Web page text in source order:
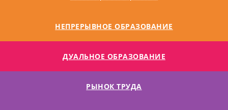
НЕПРЕРЫВНОЕ ОБРАЗОВАНИЕ
ДУАЛЬНОE ОБРАЗОВАНИЕ
РЫНОК ТРУДА